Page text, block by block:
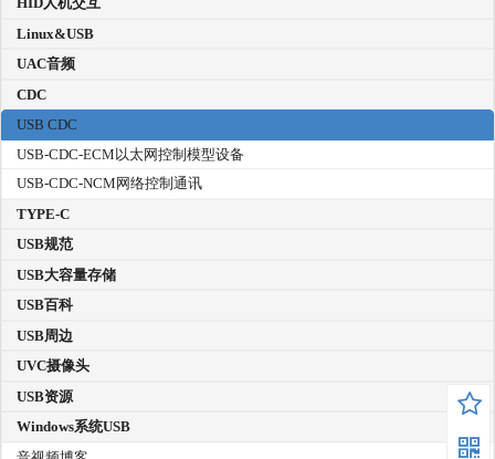
Linux&USB
UAC音频
CDC
USB CDC
USB-CDC-ECM以太网控制模型设备
USB-CDC-NCM网络控制通讯
TYPE-C
USB规范
USB大容量存储
USB百科
USB周边
UVC摄像头
USB资源
Windows系统USB